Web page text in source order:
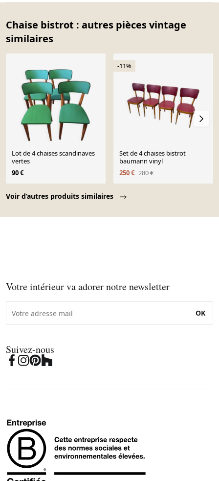
Chaise bistrot : autres pièces vintage
similaires
Voir d’autres produits similaires
Lot de 4 chaises scandinaves
vertes
90 €
-11%
Set de 4 chaises bistrot
baumann vinyl
250 € 280 €
Votre intérieur va adorer notre newsletter
OK
Suivez-nous